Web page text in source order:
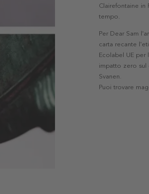
Clairefontaine in
tempo.
Per Dear Sam
carta recante
Ecolabel UE per
impatto zero sul
Svanen.
Puoi trovare